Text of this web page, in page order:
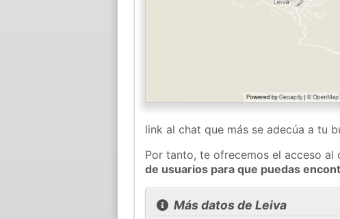
link al chat que más se adecúa a tu
Por tanto, te ofrecemos el acceso al
de usuarios para que puedas
Más datos de Leiva